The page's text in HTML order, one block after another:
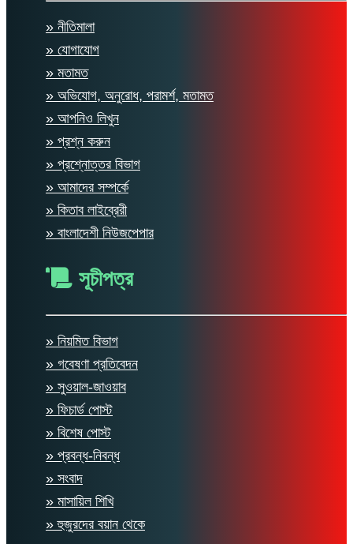
» নীতিমালা
» যোগাযোগ
» মতামত
» অভিযোগ, অনুরোধ, পরামর্শ, মতামত
» আপনিও লিখুন
» প্রশ্ন করুন
» প্রশ্নোত্তর বিভাগ
» আমাদের সম্পর্কে
» কিতাব লাইব্রেরী
» বাংলাদেশী নিউজপেপার
সূচীপত্র
» নিয়মিত বিভাগ
» গবেষণা প্রতিবেদন
» সুওয়াল-জাওয়াব
» ফিচার্ড পোস্ট
» বিশেষ পোস্ট
» প্রবন্ধ-নিবন্ধ
» সংবাদ
» মাসায়িল শিখি
» হুজুরদের বয়ান থেকে